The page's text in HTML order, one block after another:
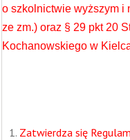
o szkolnictwie wyższym i
ze zm.) oraz § 29 pkt 20
Kochanowskiego w
Zatwierdza się